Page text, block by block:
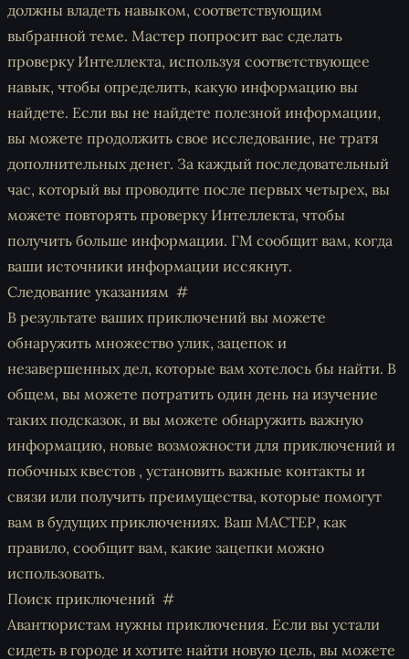
должны владеть навыком, соответствующим
выбранной теме. Мастер попросит вас сделать
проверку Интеллекта, используя соответствующее
навык, чтобы определить, какую информацию вы
найдете. Если вы не найдете полезной информации,
вы можете продолжить свое исследование, не тратя
дополнительных денег. За каждый последовательный
час, который вы проводите после первых четырех, вы
можете повторять проверку Интеллекта, чтобы
получить больше информации. ГМ сообщит вам, когда
ваши источники информации иссякнут.
Следование указаниям
В результате ваших приключений вы можете
обнаружить множество улик, зацепок и
незавершенных дел, которые вам хотелось бы найти. В
общем, вы можете потратить один день на изучение
таких подсказок, и вы можете обнаружить важную
информацию, новые возможности для приключений и
побочных квестов , установить важные контакты и
связи или получить преимущества, которые помогут
вам в будущих приключениях. Ваш МАСТЕР, как
правило, сообщит вам, какие зацепки можно
использовать.
Поиск приключений
Авантюристам нужны приключения. Если вы устали
сидеть в городе и хотите найти новую цель, вы можете